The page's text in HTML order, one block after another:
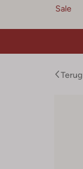
Sale
Terug